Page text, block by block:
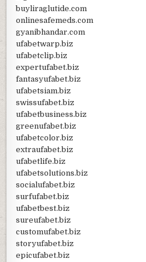
buyliraglutide.com
onlinesafemeds.com
gyanibhandar.com
ufabetwarp.biz
ufabetclip.biz
expertufabet.biz
fantasyufabet.biz
ufabetsiam.biz
swissufabet.biz
ufabetbusiness.biz
greenufabet.biz
ufabetcolor.biz
extraufabet.biz
ufabetlife.biz
ufabetsolutions.biz
socialufabet.biz
surfufabet.biz
ufabetbest.biz
sureufabet.biz
customufabet.biz
storyufabet.biz
epicufabet.biz